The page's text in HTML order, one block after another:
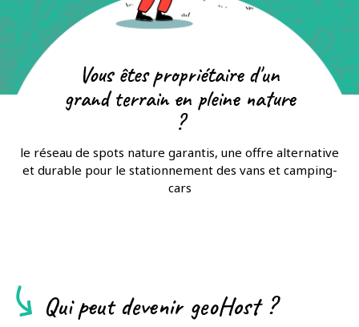
Vous êtes propriétaire d'un
grand terrain en pleine nature
?
le réseau de spots nature garantis, une offre alternative
et durable pour le stationnement des vans et camping-
cars
Qui peut devenir geoHost ?